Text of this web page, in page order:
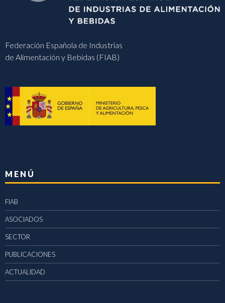
Federación Española de Industrias
de Alimentación y Bebidas (FIAB)
MENÚ
FIAB
ASOCIADOS
SECTOR
PUBLICACIONES
ACTUALIDAD